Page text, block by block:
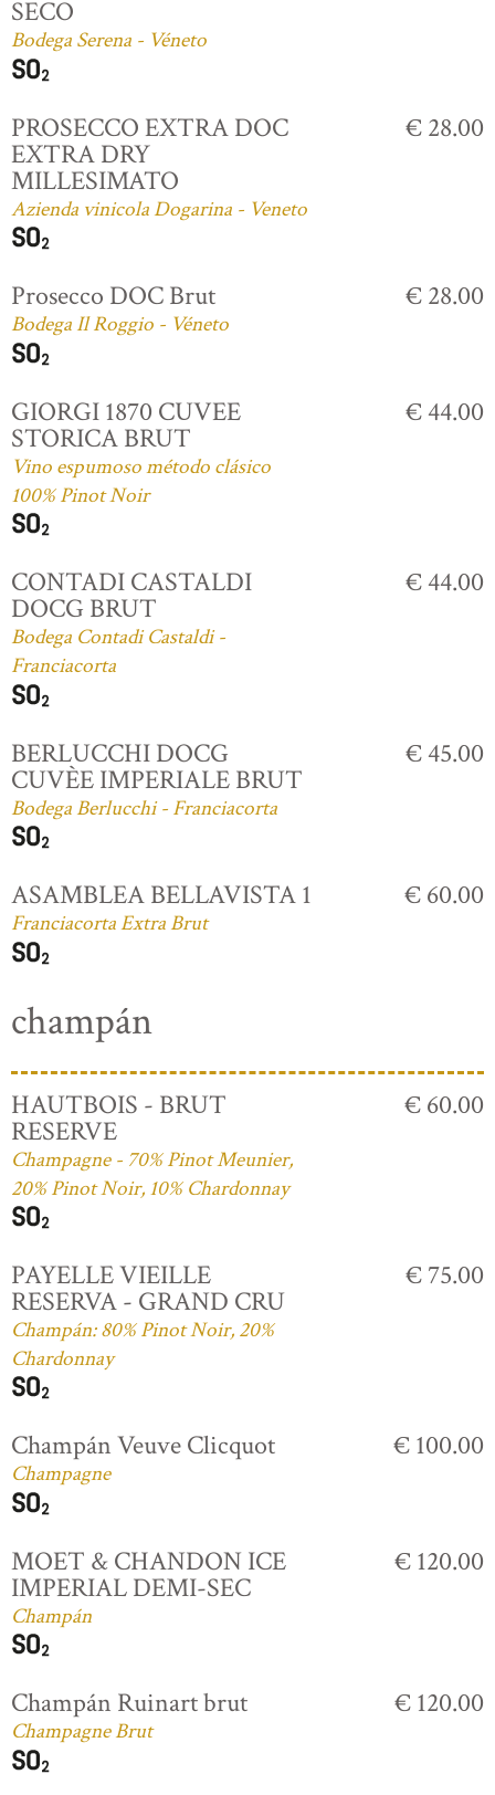
SECO
Bodega Serena - Véneto
PROSECCO EXTRA DOC
EXTRA DRY
MILLESIMATO
Azienda vinicola Dogarina - Veneto
€ 28.00
Prosecco DOC Brut
Bodega Il Roggio - Véneto
€ 28.00
GIORGI 1870 CUVEE
STORICA BRUT
Vino espumoso método clásico
100% Pinot Noir
€ 44.00
CONTADI CASTALDI
DOCG BRUT
Bodega Contadi Castaldi -
Franciacorta
€ 44.00
BERLUCCHI DOCG
CUVÈE IMPERIALE BRUT
Bodega Berlucchi - Franciacorta
€ 45.00
ASAMBLEA BELLAVISTA 1
Franciacorta Extra Brut
€ 60.00
champán
HAUTBOIS - BRUT
RESERVE
Champagne - 70% Pinot Meunier,
20% Pinot Noir, 10% Chardonnay
€ 60.00
PAYELLE VIEILLE
RESERVA - GRAND CRU
Champán: 80% Pinot Noir, 20%
Chardonnay
€ 75.00
Champán Veuve Clicquot
Champagne
€ 100.00
MOET & CHANDON ICE
IMPERIAL DEMI-SEC
Champán
€ 120.00
Champán Ruinart brut
Champagne Brut
€ 120.00